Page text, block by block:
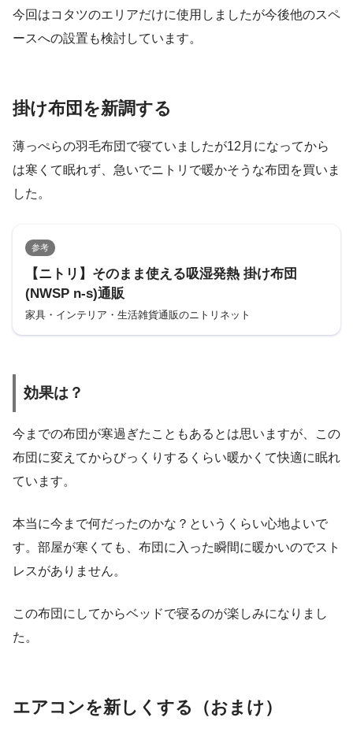
今回はコタツのエリアだけに使用しましたが今後他のスペ
ースへの設置も検討しています。
掛け布団を新調する
薄っぺらの羽毛布団で寝ていましたが12月になってから
は寒くて眠れず、急いでニトリで暖かそうな布団を買いま
した。
参考
【ニトリ】そのまま使える吸湿発熱 掛け布団
(NWSP n-s)通販
家具・インテリア・生活雑貨通販のニトリネット
効果は？
今までの布団が寒過ぎたこともあるとは思いますが、この
布団に変えてからびっくりするくらい暖かくて快適に眠れ
ています。
本当に今まで何だったのかな？というくらい心地よいで
す。部屋が寒くても、布団に入った瞬間に暖かいのでスト
レスがありません。
この布団にしてからベッドで寝るのが楽しみになりまし
た。
エアコンを新しくする（おまけ）